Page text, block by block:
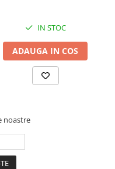
IN STOC
ADAUGA IN COS
noastre